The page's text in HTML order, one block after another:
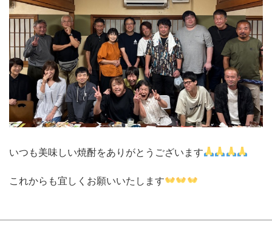
いつも美味しい焼酎をありがとうございます
これからも宜しくお願いいたします